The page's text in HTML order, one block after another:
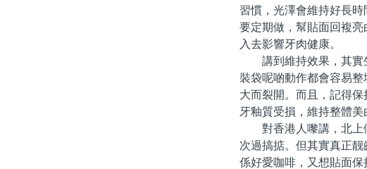
習慣，光澤會維持好長
要定期做，幫貼面回複
入去影響牙肉健康。
講到維持效果，其實
裝袋呢啲動作都會容易
大而裂開。而且，記得
牙釉質受損，維持整體美
對香港人嚟講，北上做
次過搞掂。但其實真正
係好愛咖啡，又想貼面